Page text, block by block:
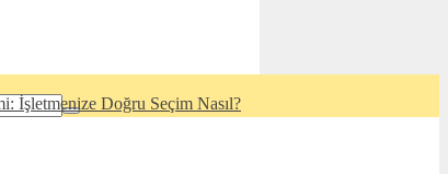
İşletmenize Doğru Seçim Nasıl?